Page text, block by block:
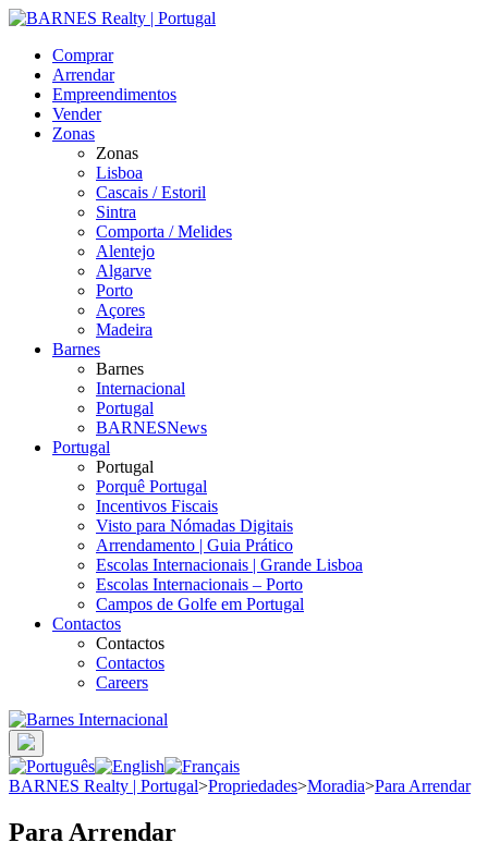
Comprar
Arrendar
Empreendimentos
Vender
Zonas
Zonas
Lisboa
Cascais / Estoril
Sintra
Comporta / Melides
Alentejo
Algarve
Porto
Açores
Madeira
Barnes
Barnes
Internacional
Portugal
BARNESNews
Portugal
Portugal
Porquê Portugal
Incentivos Fiscais
Visto para Nómadas Digitais
Arrendamento | Guia Prático
Escolas Internacionais | Grande Lisboa
Escolas Internacionais – Porto
Campos de Golfe em Portugal
Contactos
Contactos
Contactos
Careers
BARNES Realty | Portugal>Propriedades>Moradia>Para Arrendar
Para Arrendar